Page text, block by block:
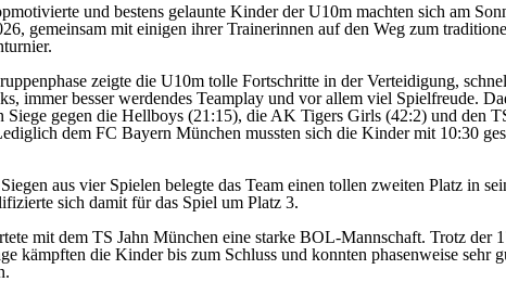
und bestens gelaunte Kinder der U10m machten sich am
gemeinsam mit einigen ihrer Trainerinnen auf den Weg zum
zeigte die U10m tolle Fortschritte in der Verteidigung,
immer besser werdendes Teamplay und vor allem viel Spielfreude.
Siege gegen die Hellboys (21:15), die AK Tigers Girls (42:2) und den
dem FC Bayern München mussten sich die Kinder mit 10:30
aus vier Spielen belegte das Team einen tollen zweiten Platz in
sich damit für das Spiel um Platz 3.
mit dem TS Jahn München eine starke BOL-Mannschaft. Trotz der
kämpften die Kinder bis zum Schluss und konnten phasenweise sehr